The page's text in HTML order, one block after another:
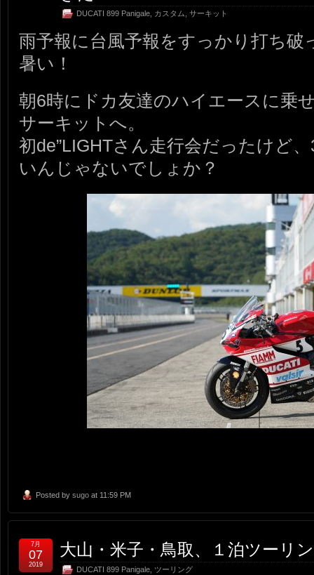
DUCATI 899 Panigale カスタム サーキット
雨予報に台風予報をすっかり打ち破
暑い！
朝6時にドカ友達のハイエースに乗
サーキットへ。
初de”LIGHTさん走行会だったけど
いんじゃないでしょか？
Posted by sugo at 11:59 PM
大山・米子・鳥取、１泊ツーリ
DUCATI 899 Panigale ツーリング
7月
07
2019